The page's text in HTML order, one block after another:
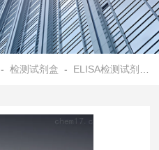
-检测试剂盒 - ELISA检测试剂盒